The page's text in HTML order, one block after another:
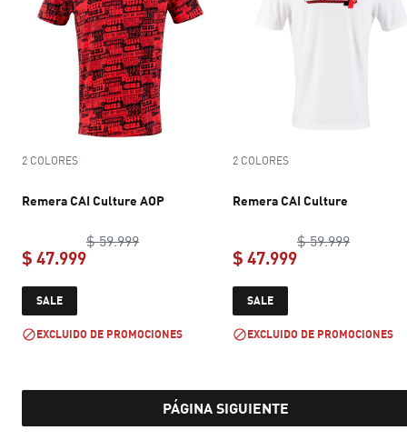
2 COLORES
Remera CAI Culture AOP
$ 59.999original price $ 59.999
$ 47.999
SALE
EXCLUIDO DE PROMOCIONES
2 COLORES
Remera CAI Culture
$ 59.999original
$ 47.999
SALE
EXCLUIDO DE PROMOCIONES
PÁGINA SIGUIENTE